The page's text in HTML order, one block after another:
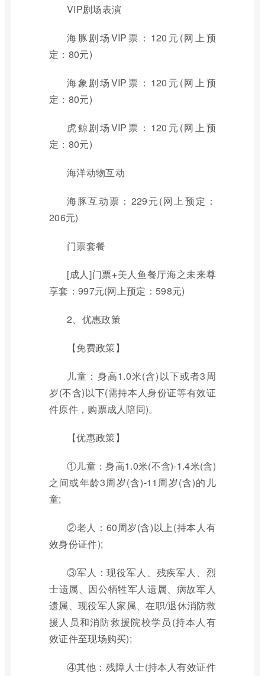
VIP剧场表演
海豚剧场VIP票：120元(网上预
定：80元)
海象剧场VIP票：120元(网上预
定：80元)
虎鲸剧场VIP票：120元(网上预
定：80元)
海洋动物互动
海豚互动票：229元(网上预定：
206元)
门票套餐
[成人]门票+美人鱼餐厅海之未来尊
享套：997元(网上预定：598元)
2、优惠政策
【免费政策】
儿童：身高1.0米(含)以下或者3周
岁(不含)以下(需持本人身份证等有效证
件原件，购票成人陪同)。
【优惠政策】
①儿童：身高1.0米(不含)-1.4米(含)
之间或年龄3周岁(含)-11周岁(含)的儿
童;
②老人：60周岁(含)以上(持本人有
效身份证件);
③军人：现役军人、残疾军人、烈
士遗属、因公牺牲军人遗属、病故军人
遗属、现役军人家属、在职/退休消防救
援人员和消防救援院校学员(持本人有
效证件至现场购买);
④其他：残障人士(持本人有效证件